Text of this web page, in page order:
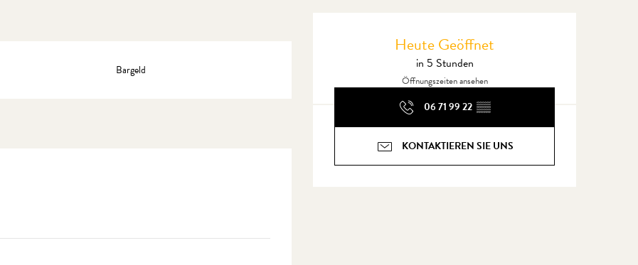
Öffnungszeiten &
Heute Geöffnet
in 5 Stunden
Öffnungszeiten ansehen
06 71 99 22 ▒▒
KONTAKTIEREN SIE UNS
Bargeld